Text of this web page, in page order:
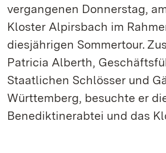
vergangenen Donnerstag,
Kloster Alpirsbach im
diesjährigen Sommertour.
Patricia Alberth,
Staatlichen Schlösser und
Württemberg, besuchte er
Benediktinerabtei und das